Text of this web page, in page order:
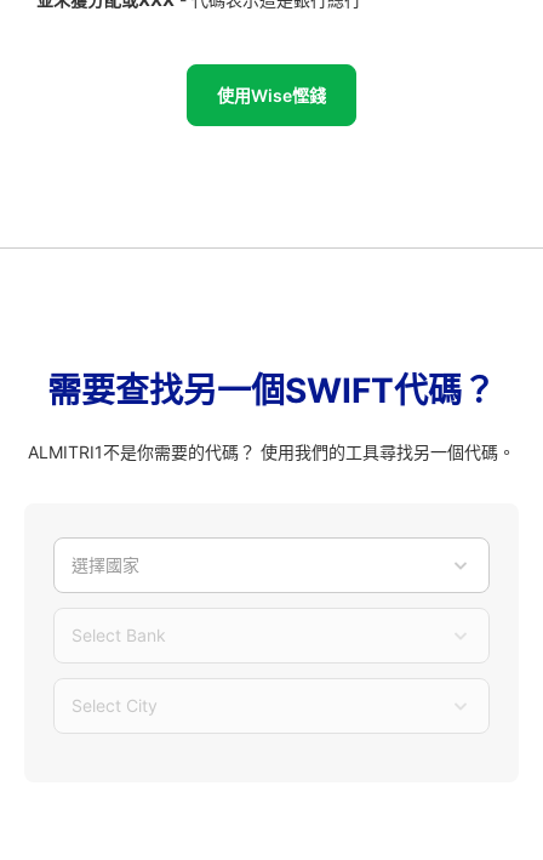
使用Wise慳錢
需要查找另一個SWIFT代碼？
ALMITRI1不是你需要的代碼？ 使用我們的工具尋找另一個代碼。
選擇國家
Select Bank
Select City